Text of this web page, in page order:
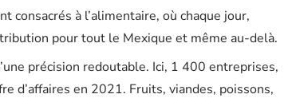
consacrés à l’alimentaire, où chaque jour,
pour tout le Mexique et même au-delà.
précision redoutable. Ici, 1 400 entreprises,
d’affaires en 2021. Fruits, viandes, poissons,